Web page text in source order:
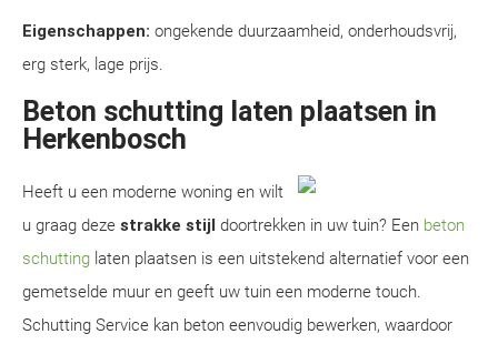
Eigenschappen: ongekende duurzaamheid, onderhoudsvrij,
erg sterk, lage prijs.
Beton schutting laten plaatsen in
Herkenbosch
Heeft u een moderne woning en wilt
u graag deze strakke stijl doortrekken in uw tuin? Een beton
schutting laten plaatsen is een uitstekend alternatief voor een
gemetselde muur en geeft uw tuin een moderne touch.
Schutting Service kan beton eenvoudig bewerken, waardoor